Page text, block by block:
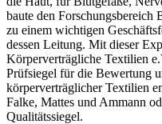
baute den
zu einem wichtigen
dessen Leitung. Mit dieser
Körperverträgliche Textilien
Prüfsiegel für die Bewertung
körperverträglicher Textilien
Falke, Mattes und Ammann
Qualitätssiegel.